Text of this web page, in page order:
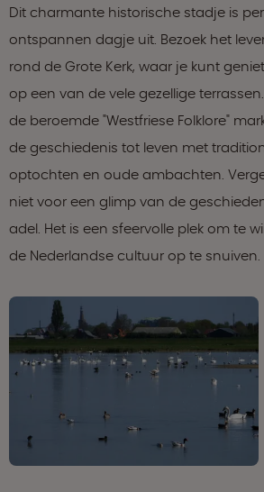
Dit charmante historische stadje is
ontspannen dagje uit. Bezoek het
rond de Grote Kerk, waar je kunt
op een van de vele gezellige
de beroemde "Westfriese Folklore"
de geschiedenis tot leven met
optochten en oude ambachten.
niet voor een glimp van de
adel. Het is een sfeervolle plek om te
de Nederlandse cultuur op te snuiven.